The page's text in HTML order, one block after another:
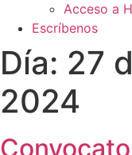
Acceso a
Escríbenos
Día: 27
2024